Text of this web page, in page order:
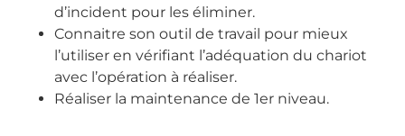
d’incident pour les éliminer.
Connaitre son outil de travail pour mieux
l’utiliser en vérifiant l’adéquation du chariot
avec l’opération à réaliser.
Réaliser la maintenance de 1er niveau.